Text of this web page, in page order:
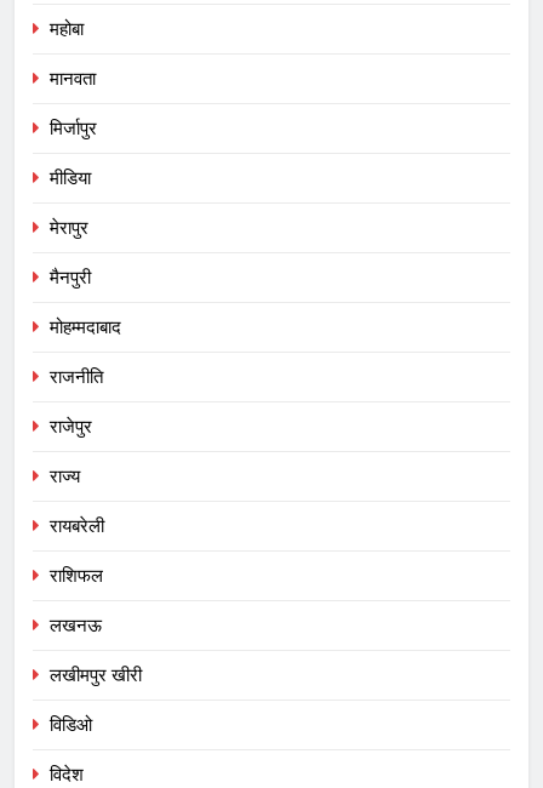
महोबा
मानवता
मिर्जापुर
मीडिया
मेरापुर
मैनपुरी
मोहम्मदाबाद
राजनीति
राजेपुर
राज्य
रायबरेली
राशिफल
लखनऊ
लखीमपुर खीरी
विडिओ
विदेश